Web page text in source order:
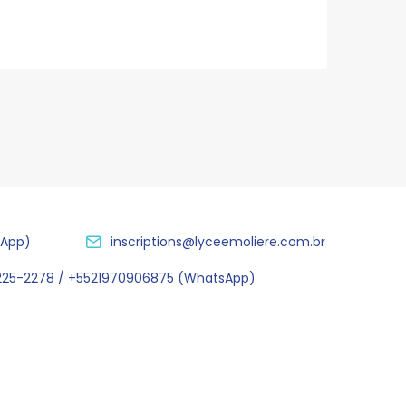
inscriptions@lyceemoliere.com.br
2278 / +5521970906875 (WhatsApp)